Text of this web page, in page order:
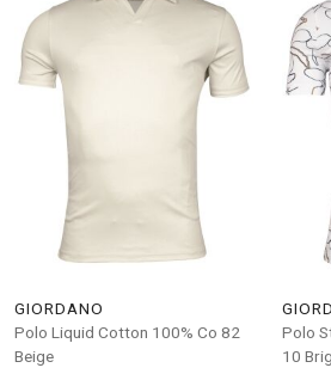
GIORDANO
Polo Liquid Cotton 100% Co 82
Beige
Polo
10